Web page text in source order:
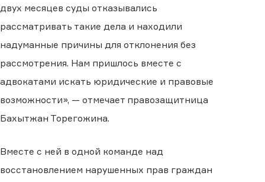
двух месяцев суды отказывались
рассматривать такие дела и находили
надуманные причины для отклонения без
рассмотрения. Нам пришлось вместе с
адвокатами искать юридические и правовые
возможности», — отмечает правозащитница
Бахытжан Торегожина.
Вместе с ней в одной команде над
восстановлением нарушенных прав граждан